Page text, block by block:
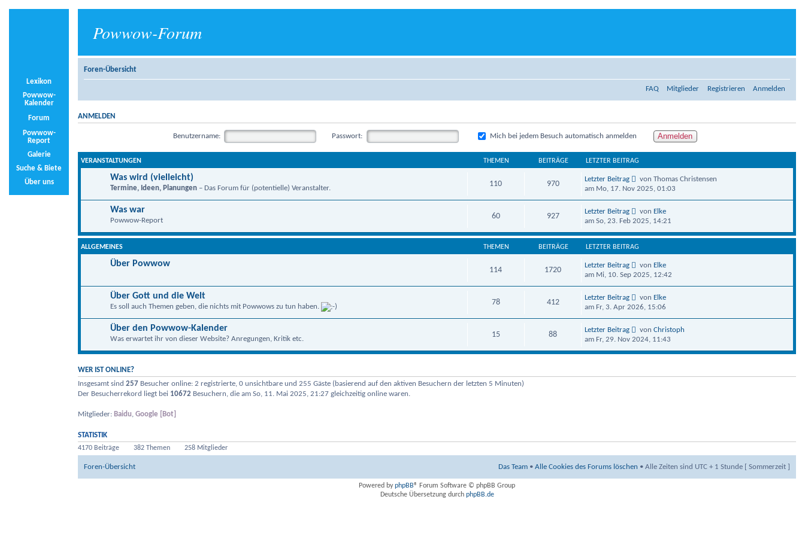
Powwow-Forum
Lexikon
Powwow-
Kalender
Forum
Powwow-
Report
Galerie
Suche & Biete
Über uns
Foren-Übersicht
FAQ Mitglieder Registrieren Anmelden
ANMELDEN
Benutzername: Passwort: Mich bei jedem Besuch automatisch anmelden
VERANSTALTUNGEN THEMEN BEITRÄGE LETZTER BEITRAG
Was wird (vielleicht)
Termine, Ideen, Planungen – Das Forum für (potentielle) Veranstalter. 110 970
Letzter Beitrag
von Thomas Christensen
am Mo, 17. Nov 2025, 01:03
Was war
Powwow-Report 60 927
Letzter Beitrag von Elke
am So, 23. Feb 2025, 14:21
ALLGEMEINES THEMEN BEITRÄGE LETZTER BEITRAG
Über Powwow
114 1720
Letzter Beitrag von Elke
am Mi, 10. Sep 2025, 12:42
Über Gott und die Welt
Es soll auch Themen geben, die nichts mit Powwows zu tun haben. 78 412
Letzter Beitrag von Elke
am Fr, 3. Apr 2026, 15:06
Über den Powwow-Kalender
Was erwartet ihr von dieser Website? Anregungen, Kritik etc. 15 88
Letzter Beitrag vonChristoph
am Fr, 29. Nov 2024, 11:43
WER IST ONLINE?
Insgesamt sind 257 Besucher online: 2 registrierte, 0 unsichtbare und 255 Gäste (basierend auf den aktiven Besuchern der letzten 5 Minuten)
Der Besucherrekord liegt bei 10672 Besuchern, die am So, 11. Mai 2025, 21:27 gleichzeitig online waren.
Mitglieder: Baidu, Google [Bot]
STATISTIK
4170 Beiträge
382 Themen 258 Mitglieder
Foren-Übersicht Das Team • Alle Cookies des Forums löschen • Alle Zeiten sind UTC + 1 Stunde [ Sommerzeit ]
Powered byphpBB® Forum Software © phpBB Group
Deutsche Übersetzung durch phpBB.de